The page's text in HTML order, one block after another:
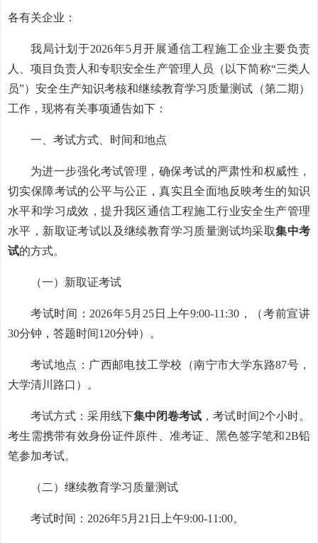
各有关企业：
我局计划于2026年5月开展通信工程施工企业主要负责
人、项目负责人和专职安全生产管理人员（以下简称“三类人
员”）安全生产知识考核和继续教育学习质量测试（第二期）
工作，现将有关事项通告如下：
一、考试方式、时间和地点
为进一步强化考试管理，确保考试的严肃性和权威性，
切实保障考试的公平与公正，真实且全面地反映考生的知识
水平和学习成效，提升我区通信工程施工行业安全生产管理
水平，新取证考试以及继续教育学习质量测试均采取集中考
试的方式。
（一）新取证考试
考试时间：2026年5月25日上午9:00-11:30，（考前宣讲
30分钟，答题时间120分钟）。
考试地点：广西邮电技工学校（南宁市大学东路87号，
大学清川路口）。
考试方式：采用线下集中闭卷考试 ，考试时间2个小时。
考生需携带有效身份证件原件、准考证、黑色签字笔和2B铅
笔参加考试。
（二）继续教育学习质量测试
考试时间：2026年5月21日上午9:00-11:00。